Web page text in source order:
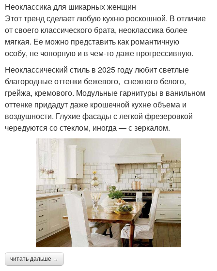
Неоклассика для шикарных женщин
Этот тренд сделает любую кухню роскошной. В отличие
от своего классического брата, неоклассика более
мягкая. Ее можно представить как романтичную
особу, не чопорную и в чем-то даже прогрессивную.
Неоклассический стиль в 2025 году любит светлые
благородные оттенки бежевого, снежного белого,
грейжа, кремового. Модульные гарнитуры в ванильном
оттенке придадут даже крошечной кухне объема и
воздушности. Глухие фасады с легкой фрезеровкой
чередуются со стеклом, иногда — с зеркалом.
читать дальше →